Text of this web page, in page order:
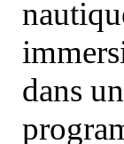
dans